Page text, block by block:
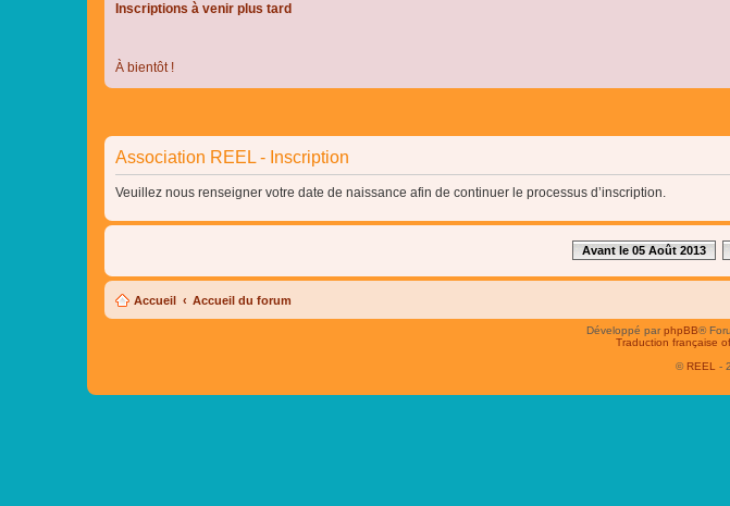
Inscriptions à venir plus tard
À bientôt !
Association REEL - Inscription
Veuillez nous renseigner votre date de naissance afin de continuer le processus d’inscription.
Avant le 05 Août 2013
Accueil Accueil du forum
Développé parphpBB®
Traduction française
© REEL -